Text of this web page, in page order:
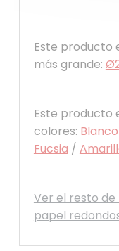
Este producto
más grande:
Este producto
colores: Blanco
Fucsia /
Ver el resto
papel